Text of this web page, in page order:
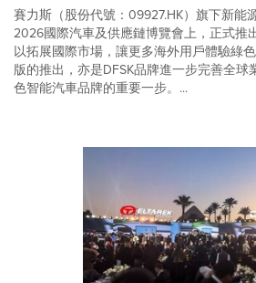
賽力斯（股份代號：09927.HK）旗下新能
2026國際汽車及供應鏈博覽會上，正式推
以拓展國際市場，讓更多海外用戶體驗綠
版的推出，亦是DFSK品牌進一步完善全
色智能汽車品牌的重要一步。...